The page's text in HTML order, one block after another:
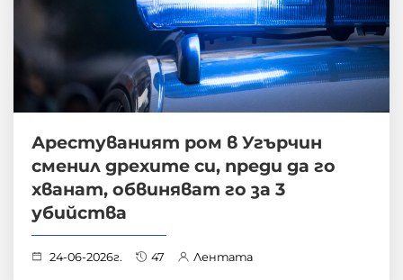
Арестуваният ром в Угърчин
сменил дрехите си, преди да го
хванат, обвиняват го за 3
убийства
24-06-2026г. 47 Лентата